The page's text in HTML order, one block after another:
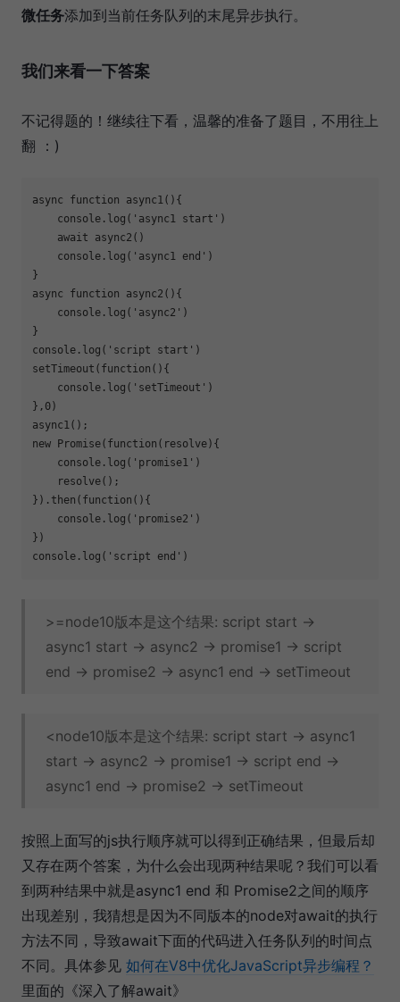
微任务添加到当前任务队列的末尾异步执行。
我们来看一下答案
不记得题的！继续往下看，温馨的准备了题目，不用往上
翻 ：)
async function async1 ( ) {
console .log( 'async1 start' )
await async2()
console .log( 'async1 end' )
async
function async2 ( ) {
console .log( 'async2' )
console .log( 'script start' )
setTimeout( function ( ) {
console .log( 'setTimeout' )
}, 0)
new Promise( function ( resolve) {
console .log( 'promise1' )
    resolve();
}).then( function ( ) {
console .log( 'promise2' )
console .log( 'script end'
>=node10版本是这个结果: script start ->
async1 start -> async2 -> promise1 -> script
end -> promise2 -> async1 end -> setTimeout
<node10版本是这个结果: script start -> async1
start -> async2 -> promise1 -> script end ->
async1 end -> promise2 -> setTimeout
按照上面写的js执行顺序就可以得到正确结果，但最后却
又存在两个答案，为什么会出现两种结果呢？我们可以看
到两种结果中就是async1 end 和 Promise2之间的顺序
出现差别，我猜想是因为不同版本的node对await的执行
方法不同，导致await下面的代码进入任务队列的时间点
不同。具体参见 如何在V8中优化JavaScript异步编程？
里面的《深入了解await》